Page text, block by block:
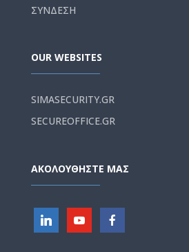
ΣΥΝΔΕΣΗ
OUR WEBSITES
SIMASECURITY.GR
SECUREOFFICE.GR
ΑΚΟΛΟΥΘΗΣΤΕ ΜΑΣ